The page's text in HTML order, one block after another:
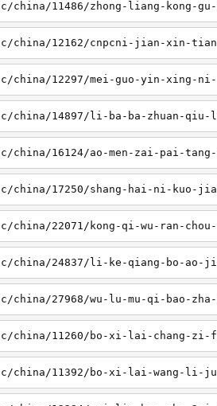
china/11486/zhong-liang-kong-
china/12162/cnpcni-jian-xin-
china/12297/mei-guo-yin-xing-
china/14897/li-ba-ba-zhuan-qiu-
china/16124/ao-men-zai-pai-tang-
china/17250/shang-hai-ni-kuo-
china/22071/kong-qi-wu-ran-
china/24837/li-ke-qiang-bo-ao-
china/27968/wu-lu-mu-qi-bao-
china/11260/bo-xi-lai-chang-zi-
sc/china/11392/bo-xi-lai-wang-